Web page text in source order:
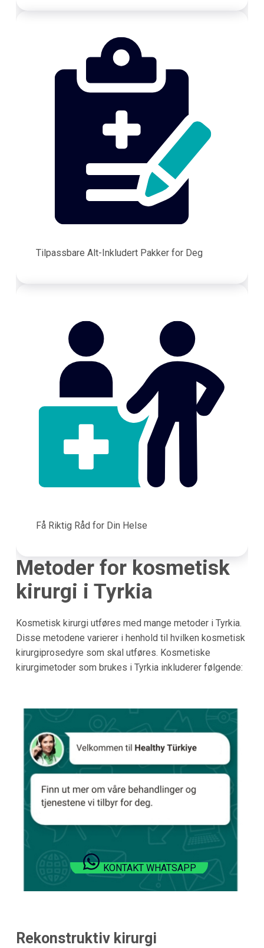
Tilpassbare Alt-Inkludert Pakker for Deg
Få Riktig Råd for Din Helse
Metoder for kosmetisk
kirurgi i Tyrkia
Kosmetisk kirurgi utføres med mange metoder i Tyrkia.
Disse metodene varierer i henhold til hvilken kosmetisk
kirurgiprosedyre som skal utføres. Kosmetiske
kirurgimetoder som brukes i Tyrkia inkluderer følgende:
KONTAKT WHATSAPP
Rekonstruktiv kirurgi